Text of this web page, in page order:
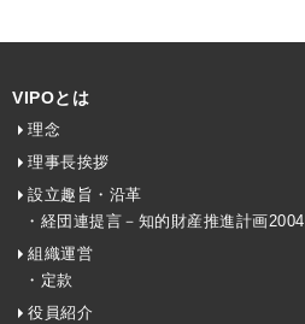
VIPOとは
理念
理事長挨拶
設立趣旨・沿革
・経団連提言－知的財産推進計画2004
組織運営
・定款
役員紹介